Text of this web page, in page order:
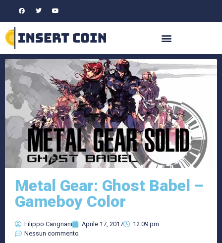
Metal Gear: Ghost Babel –
Gameboy Color
Filippo Carignani Aprile 17, 2017
12:09 pm
Nessun commento